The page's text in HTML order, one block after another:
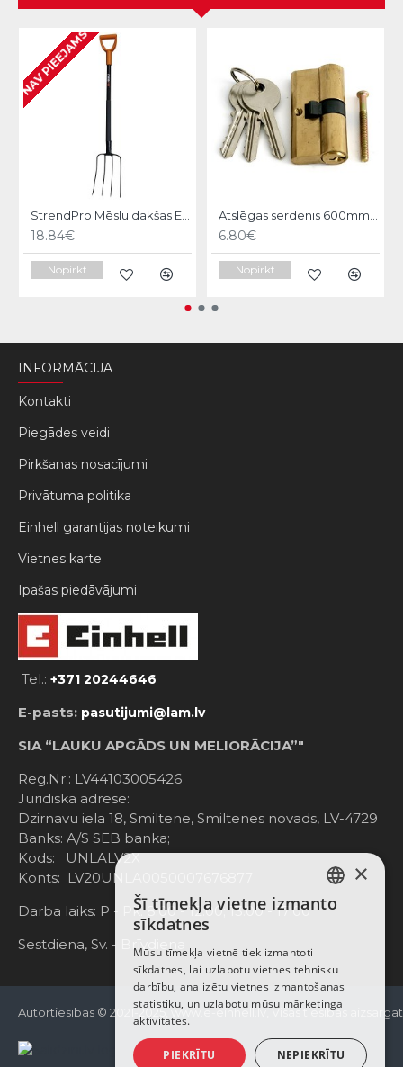
NAV PIEEJAMS
StrendPro Mēslu dakšas ErgoLine1200
18.84€
Nopirkt
Atslēgas serdenis 600mm Strend pro
6.80€
Nopirkt
INFORMĀCIJA
Kontakti
Piegādes veidi
Pirkšanas nosacījumi
Privātuma politika
Einhell garantijas noteikumi
Vietnes karte
Ipašas piedāvājumi
Tel.: +371 20244646
E-pasts: pasutijumi@lam.lv
SIA “LAUKU APGĀDS UN MELIORĀCIJA”"
Reg.Nr.: LV44103005426
Juridiskā adrese:
Dzirnavu iela 18, Smiltene, Smiltenes novads, LV-4729
Banks: A/S SEB banka;
Kods: UNLALV2X
Konts: LV20UNLA0050007676877
Darba laiks: P - Pk. 8:00 - 12:00; 13:00 - 17:00
Sestdiena, Sv. - Brīvdiena
Autortiesības © 2021-2025, www.e-einhell.lv, Visas tiesības
LATVIAN
ENGLISH
×
Šī tīmekļa vietne izmanto
sīkdatnes
Mūsu tīmekļa vietnē tiek izmantoti
sīkdatnes, lai uzlabotu vietnes tehnisku
darbību, analizētu vietnes izmantošanas
statistiku, un uzlabotu mūsu mārketinga
aktivitātes.
PIEKRĪTU NEPIEKRĪTU